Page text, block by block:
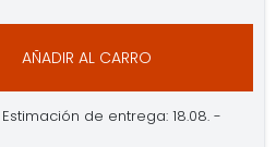
AÑADIR AL CARRO
Estimación de entrega: 18.08. -